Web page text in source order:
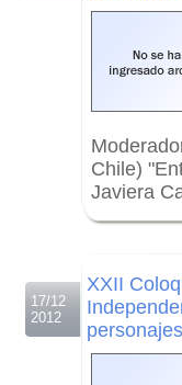
Chile)
Javiera
17/12
2012
XXII